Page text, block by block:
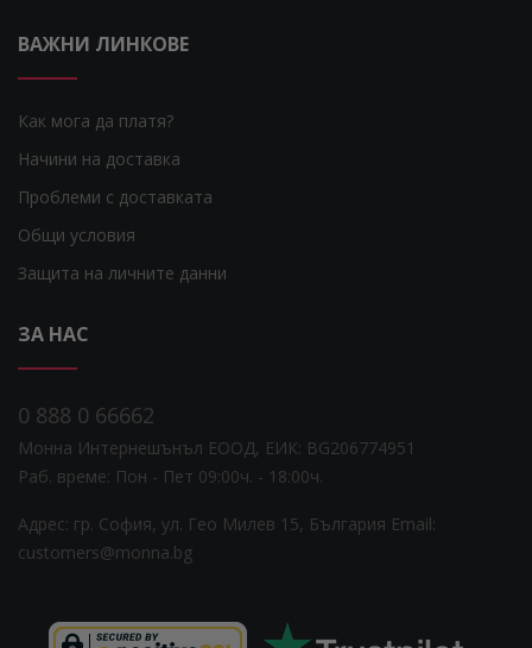
ВАЖНИ ЛИНКОВЕ
Как мога да платя?
Начини на доставка
Проблеми с доставката
Общи условия
Защита на личните данни
ЗА НАС
0 888 0 66662
Монна Интернешънъл ЕООД, ЕИК: BG206774951
Раб. време: Пoн - Пет 09:00ч. - 18:00ч.
Адрес: гр. София, ул. Гео Милев 15, България Email:
customers@monna.bg